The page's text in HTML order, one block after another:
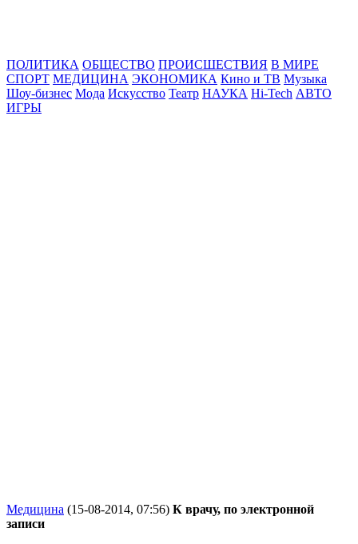
ПОЛИТИКА ОБЩЕСТВО ПРОИСШЕСТВИЯ В МИРЕ
СПОРТ МЕДИЦИНА ЭКОНОМИКА Кино и ТВ Музыка
Шоу-бизнес Мода Искусство Театр НАУКА Hi-Tech АВТО
ИГРЫ
Медицина (15-08-2014, 07:56) К врачу, по электронной
записи